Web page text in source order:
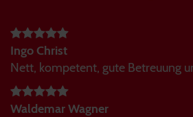
Ingo Christ
Nett, kompetent, gute Betreuung
Waldemar Wagner